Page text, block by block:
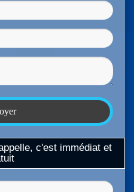
c'est immédiat et